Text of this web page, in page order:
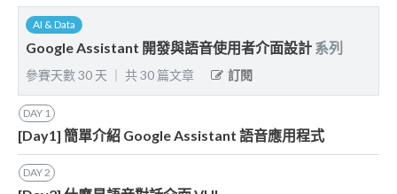
AI & Data
Google Assistant 開發與語音使用者介面設計 系列
參賽天數30 天 共30 篇文章 訂閱
DAY 1
[Day1] 簡單介紹 Google Assistant 語音應用程式
DAY2